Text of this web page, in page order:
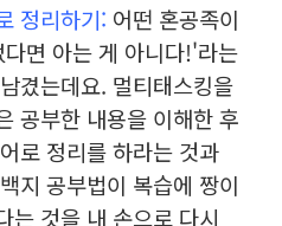
정리하기: 어떤 혼공족이
면 아는 게 아니다!'라는
겼는데요. 멀티태스킹을
공부한 내용을 이해한 후
로 정리를 하라는 것과
지 공부법이 복습에 짱이
는 것을 내 손으로 다시